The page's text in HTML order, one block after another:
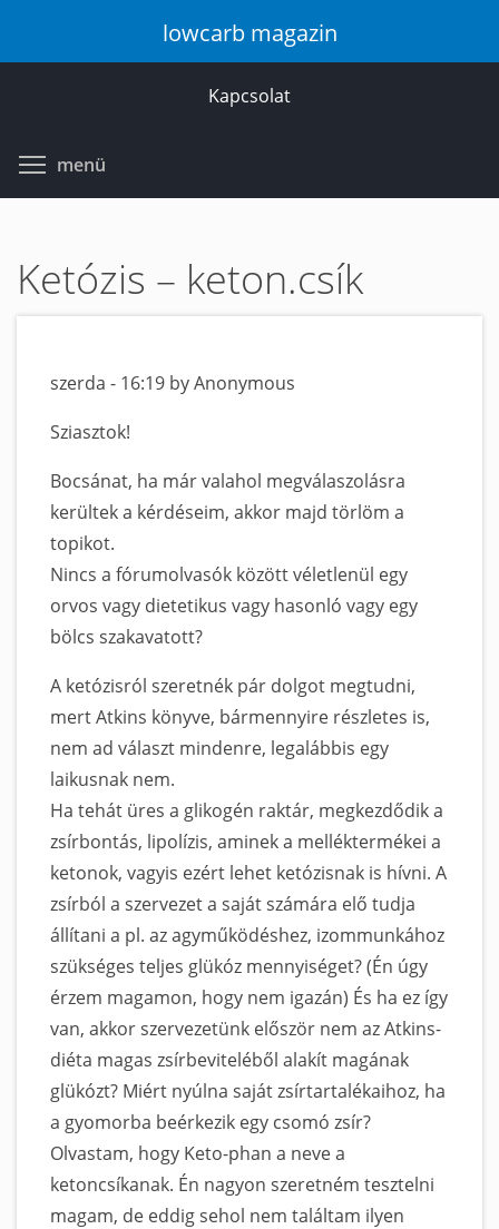
lowcarb magazin
Kapcsolat
menü
Ketózis – keton.csík
szerda - 16:19 by Anonymous
Sziasztok!
Bocsánat, ha már valahol megválaszolásra
kerültek a kérdéseim, akkor majd törlöm a
topikot.
Nincs a fórumolvasók között véletlenül egy
orvos vagy dietetikus vagy hasonló vagy egy
bölcs szakavatott?
A ketózisról szeretnék pár dolgot megtudni,
mert Atkins könyve, bármennyire részletes is,
nem ad választ mindenre, legalábbis egy
laikusnak nem.
Ha tehát üres a glikogén raktár, megkezdődik a
zsírbontás, lipolízis, aminek a melléktermékei a
ketonok, vagyis ezért lehet ketózisnak is hívni. A
zsírból a szervezet a saját számára elő tudja
állítani a pl. az agyműködéshez, izommunkához
szükséges teljes glükóz mennyiséget? (Én úgy
érzem magamon, hogy nem igazán) És ha ez így
van, akkor szervezetünk először nem az Atkins-
diéta magas zsírbeviteléből alakít magának
glükózt? Miért nyúlna saját zsírtartalékaihoz, ha
a gyomorba beérkezik egy csomó zsír?
Olvastam, hogy Keto-phan a neve a
ketoncsíkanak. Én nagyon szeretném tesztelni
magam, de eddig sehol nem találtam ilyen